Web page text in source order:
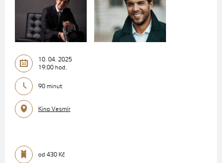
10. 04. 2025
19:00 hod.
90 minut
Kino Vesmír
od 430 Kč